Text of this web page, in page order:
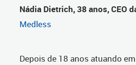
Nádia Dietrich, 38 anos, CEO
Medless
Depois de 18 anos atuando